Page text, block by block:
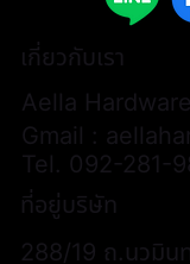
เกี่ยวกับเรา
Aella
Gmail :
Tel. 092-281-
ที่อยู่บริษัท
288/19 ถ.นวมิน